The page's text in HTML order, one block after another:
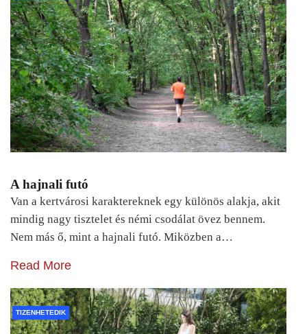
A hajnali futó
Van a kertvárosi karaktereknek egy különös alakja, akit
mindig nagy tisztelet és némi csodálat övez bennem.
Nem más ő, mint a hajnali futó. Miközben a…
Read More
TIZENHETEDIK